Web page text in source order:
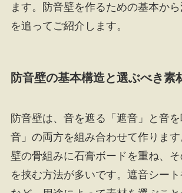
ます。防音壁を作るための基本か
を追ってご紹介します。
防音壁の基本構造と選ぶべき素
防音壁は、音を遮る「遮音」と音
音」の両方を組み合わせて作ります
壁の骨組みに石膏ボードを重ね、
を挟む方法が多いです。遮音シー